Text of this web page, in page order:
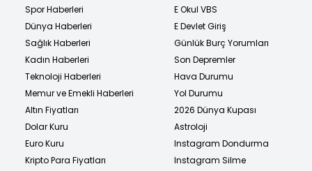
Spor Haberleri
Dünya Haberleri
Sağlık Haberleri
Kadın Haberleri
Teknoloji Haberleri
Memur ve Emekli Haberleri
Altın Fiyatları
Dolar Kuru
Euro Kuru
Kripto Para Fiyatları
E Okul VBS
E Devlet Giriş
Günlük Burç Yorumları
Son Depremler
Hava Durumu
Yol Durumu
2026 Dünya Kupası
Astroloji
Instagram Dondurma
Instagram Silme